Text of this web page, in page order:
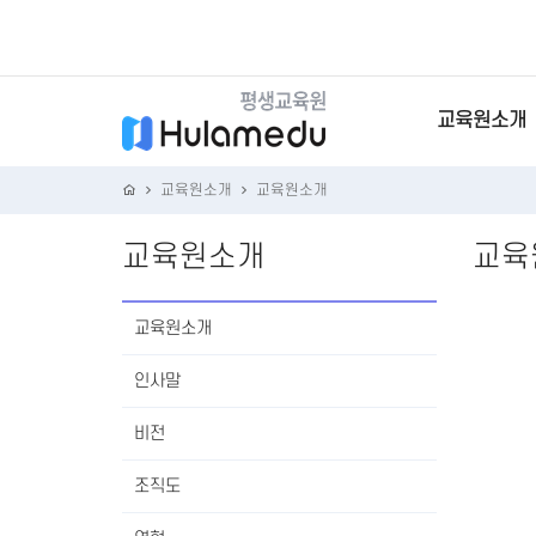
교육원소개
교육원소개 교육원소개
교육원소개
교육원소개
인사말
비전
조직도
교육